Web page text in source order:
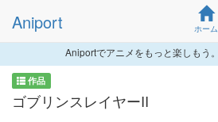
Aniport ホーム
Aniportでアニメをもっと楽しもう。
作品
ゴブリンスレイヤーII